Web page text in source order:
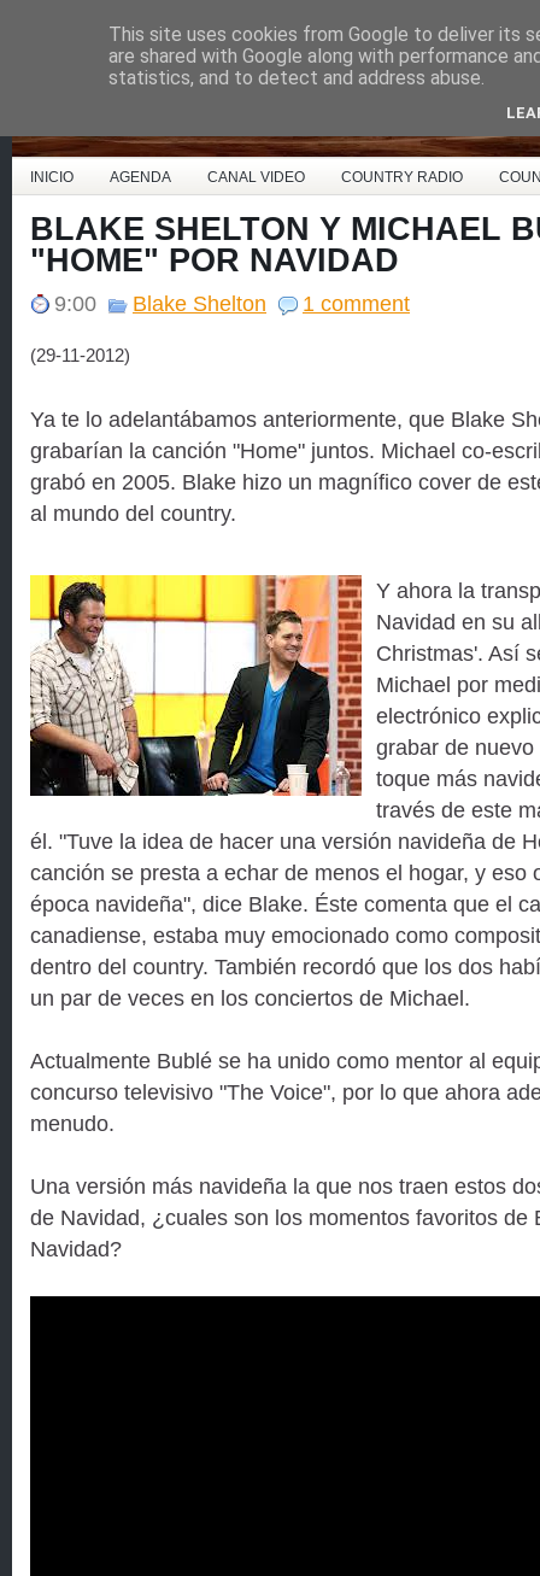
Country Music España
INICIO AGENDA CANAL VIDEO COUNTRY RADIO
BLAKE SHELTON Y MICHAEL
"HOME" POR NAVIDAD
9:00 Blake Shelton 1 comment
(29-11-2012)
Ya te lo adelantábamos anteriormente, que Blake
grabarían la canción "Home" juntos. Michael co-
grabó en 2005. Blake hizo un magnífico cover de
al mundo del country.
Y ahora la
Navidad en su
Christmas'. Así
Michael por
electrónico
grabar de
toque más
través de este
él. "Tuve la idea de hacer una versión navideña de
canción se presta a echar de menos el hogar, y eso
época navideña", dice Blake. Éste comenta que el
canadiense, estaba muy emocionado como
dentro del country. También recordó que los dos
un par de veces en los conciertos de Michael.
Actualmente Bublé se ha unido como mentor al
concurso televisivo "The Voice", por lo que ahora
menudo.
Una versión más navideña la que nos traen estos
de Navidad, ¿cuales son los momentos favoritos de
Navidad?
This site uses cookies from Google to deliver its
are shared with Google along with performance
statistics, and to detect and address abuse.